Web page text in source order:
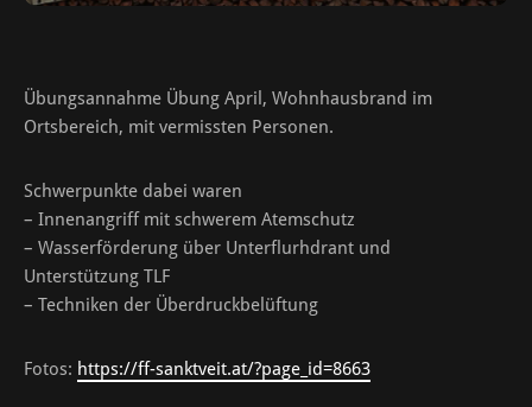
Übungsannahme Übung April, Wohnhausbrand im
Ortsbereich, mit vermissten Personen.
Schwerpunkte dabei waren
– Innenangriff mit schwerem Atemschutz
– Wasserförderung über Unterflurhdrant und
Unterstützung TLF
– Techniken der Überdruckbelüftung
Fotos: https://ff-sanktveit.at/?page_id=8663